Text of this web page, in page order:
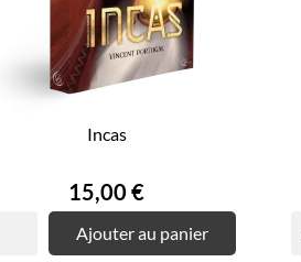
Incas
Prix
15,00 €
Ajouter au panier